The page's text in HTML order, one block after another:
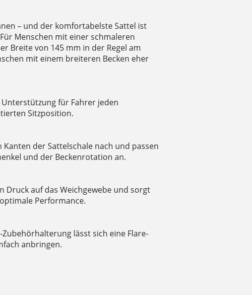
– und der komfortabelste Sattel ist
Menschen mit einer schmaleren
Breite von 145 mm in der Regel am
mit einem breiteren Becken eher
für Fahrer jeden
Sitzposition.
Kanten der Sattelschale nach und passen
und der Beckenrotation an.
Druck auf das Weichgewebe und sorgt
Performance.
lässt sich eine Flare-
anbringen.